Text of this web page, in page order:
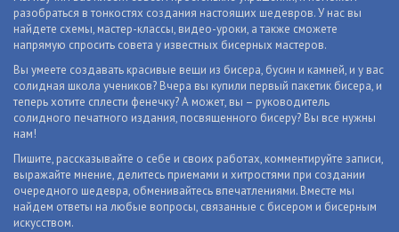
разобраться в тонкостях создания настоящих шедевров. У нас вы
найдете схемы, мастер-классы, видео-уроки, а также сможете
напрямую спросить совета у известных бисерных мастеров.
Вы умеете создавать красивые вещи из бисера, бусин и камней, и у вас
солидная школа учеников? Вчера вы купили первый пакетик бисера, и
теперь хотите сплести фенечку? А может, вы – руководитель
солидного печатного издания, посвященного бисеру? Вы все нужны
нам!
Пишите, рассказывайте о себе и своих работах, комментируйте записи,
выражайте мнение, делитесь приемами и хитростями при создании
очередного шедевра, обменивайтесь впечатлениями. Вместе мы
найдем ответы на любые вопросы, связанные с бисером и бисерным
искусством.